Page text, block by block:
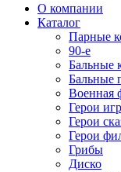
О компании
Каталог
Парные
90-е
Бальные
Бальные
Военная
Герои игр
Герои
Герои
Грибы
Диско